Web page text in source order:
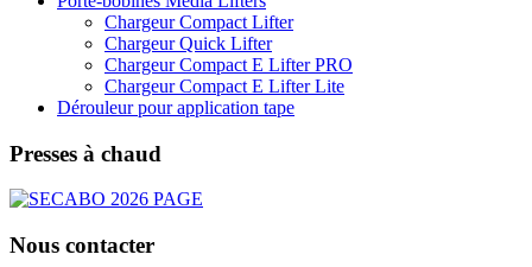
Chargeur Compact Lifter
Chargeur Quick Lifter
Chargeur Compact E Lifter PRO
Chargeur Compact E Lifter Lite
Dérouleur pour application tape
Presses à chaud
Nous contacter